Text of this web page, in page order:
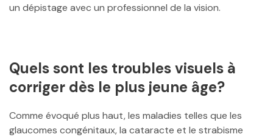
un dépistage avec un professionnel de la vision.
Quels sont les troubles visuels à
corriger dès le plus jeune âge?
Comme évoqué plus haut, les maladies telles que les
glaucomes congénitaux, la cataracte et le strabisme